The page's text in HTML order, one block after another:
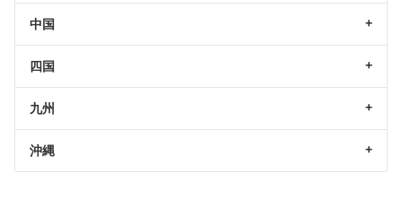
中国
四国
九州
沖縄